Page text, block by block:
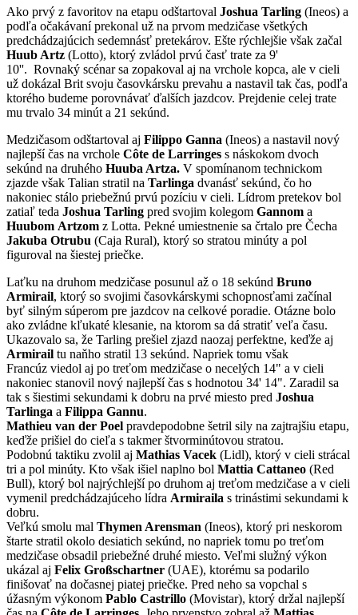
Ako prvý z favoritov na etapu odštartoval Joshua Tarling (Ineos) a
podľa očakávaní prekonal už na prvom medzičase všetkých
predchádzajúcich sedemnásť pretekárov. Ešte rýchlejšie však začal
Huub Artz (Lotto), ktorý zvládol prvú časť trate za 9'
10''. Rovnaký scénar sa zopakoval aj na vrchole kopca, ale v cieli
už dokázal Brit svoju časovkársku prevahu a nastavil tak čas, podľa
ktorého budeme porovnávať ďalších jazdcov. Prejdenie celej trate
mu trvalo 34 minút a 21 sekúnd.
Medzičasom odštartoval aj Filippo Ganna (Ineos) a nastavil nový
najlepší čas na vrchole Côte de Larringes s náskokom dvoch
sekúnd na druhého Huuba Artza. V spomínanom technickom
zjazde však Talian stratil na Tarlinga dvanásť sekúnd, čo ho
nakoniec stálo priebežnú prvú pozíciu v cieli. Lídrom pretekov bol
zatiaľ teda Joshua Tarling pred svojim kolegom Gannom a
Huubom Artzom z Lotta. Pekné umiestnenie sa črtalo pre Čecha
Jakuba Otrubu (Caja Rural), ktorý so stratou minúty a pol
figuroval na šiestej priečke.
Laťku na druhom medzičase posunul až o 18 sekúnd Bruno
Armirail, ktorý so svojimi časovkárskymi schopnosťami začínal
byť silným súperom pre jazdcov na celkové poradie. Otázne bolo
ako zvládne kľukaté klesanie, na ktorom sa dá stratiť veľa času.
Ukazovalo sa, že Tarling prešiel zjazd naozaj perfektne, keďže aj
Armirail tu naňho stratil 13 sekúnd. Napriek tomu však
Francúz viedol aj po treťom medzičase o necelých 14" a v cieli
nakoniec stanovil nový najlepší čas s hodnotou 34' 14". Zaradil sa
tak s šiestimi sekundami k dobru na prvé miesto pred Joshua
Tarlinga a Filippa Gannu.
Mathieu van der Poel pravdepodobne šetril sily na zajtrajšiu etapu,
keďže prišiel do cieľa s takmer štvorminútovou stratou.
Podobnú taktiku zvolil aj Mathias Vacek (Lidl), ktorý v cieli strácal
tri a pol minúty. Kto však išiel naplno bol Mattia Cattaneo (Red
Bull), ktorý bol najrýchlejší po druhom aj treťom medzičase a v cieli
vymenil predchádzajúceho lídra Armiraila s trinástimi sekundami k
dobru.
Veľkú smolu mal Thymen Arensman (Ineos), ktorý pri neskorom
štarte stratil okolo desiatich sekúnd, no napriek tomu po treťom
medzičase obsadil priebežné druhé miesto. Veľmi služný výkon
ukázal aj Felix Großschartner (UAE), ktorému sa podarilo
finišovať na dočasnej piatej priečke. Pred neho sa vopchal s
úžasným výkonom Pablo Castrillo (Movistar), ktorý držal najlepší